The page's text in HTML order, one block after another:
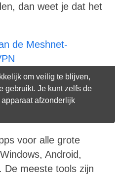
dan weet je dat het
om veilig te blijven,
gebruikt. Je kunt zelfs de
afzonderlijk
voor alle grote
Android,
De meeste tools zijn